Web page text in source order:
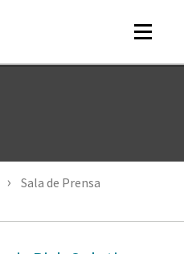
Toggle
Sala de Prensa